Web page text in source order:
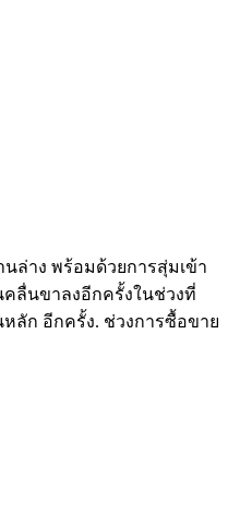
ล่าง พร้อมด้วยการสุ่มเข้า
คลื่นขาลงอีกครั้งในช่วงที่
หลัก อีกครั้ง. ช่วงการซื้อขาย